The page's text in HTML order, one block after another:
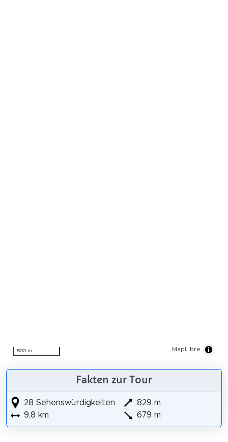
500 m MapLibre
Fakten zur Tour
28 Sehenswürdigkeiten
9,8 km
829 m
679 m